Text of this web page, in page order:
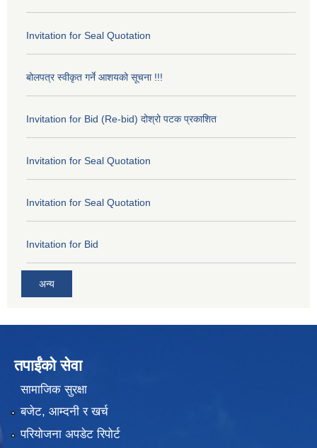
Invitation for Seal Quotation
बोलपत्र स्वीकृत गर्ने आशयको सूचना !!!
Invitation for Bid (Re-bid) दोश्रो पटक प्रकाशित
Invitation for Seal Quotation
Invitation for Seal Quotation
Invitation for Bid
अन्य
तपाईंको सेवा
सामाजिक सुरक्षा
बजेट, आम्दनी र खर्च
परियोजना अपडेट रिपोर्ट